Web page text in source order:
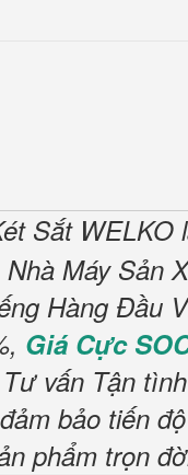
Sắt WELKO
Nhà Máy Sản
Hàng Đầu
Giá Cực
vấn Tận
bảo tiến
phẩm trọn